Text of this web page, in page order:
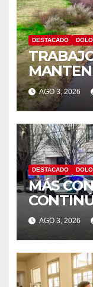
DESTACADO
CANAL
AGO 3, 2026
DESTACADO
MÁS
DE
AGO 3, 2026